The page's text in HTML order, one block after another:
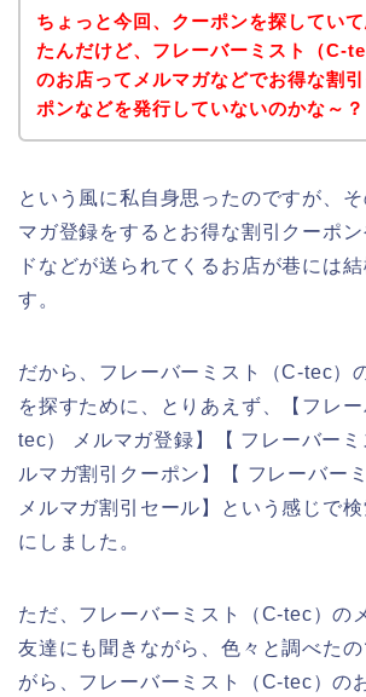
ちょっと今回、クーポンを探してい
たんだけど、フレーバーミスト（C-
のお店ってメルマガなどでお得な割
ポンなどを発行していないのかな～？
という風に私自身思ったのですが、
マガ登録をするとお得な割引クーポ
ドなどが送られてくるお店が巷には
す。
だから、フレーバーミスト（C-tec）
を探すために、とりあえず、【フレ
tec） メルマガ登録】【 フレーバー
ルマガ割引クーポン】【 フレーバー
メルマガ割引セール】という感じで
にしました。
ただ、フレーバーミスト（C-tec）の
友達にも聞きながら、色々と調べた
がら、フレーバーミスト（C-tec）の